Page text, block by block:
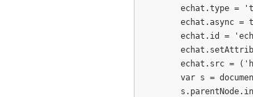
echat.type =
echat.async =
echat.id =
echat.src =
var s =